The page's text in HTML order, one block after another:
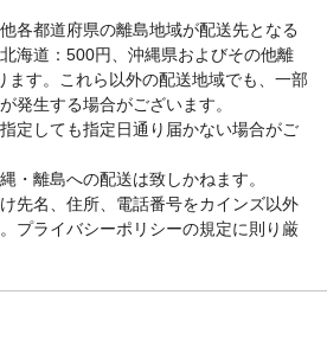
各都道府県の離島地域が配送先となる
海道：500円、沖縄県およびその他離
ます。これら以外の配送地域でも、一部
発生する場合がございます。
定しても指定日通り届かない場合がご
・離島への配送は致しかねます。
先名、住所、電話番号をカインズ以外
プライバシーポリシーの規定に則り厳